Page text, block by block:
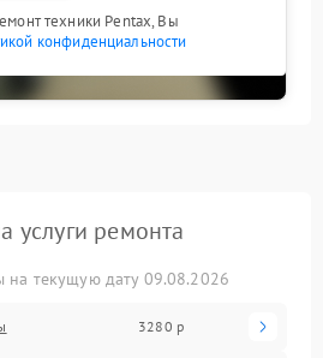
техники Pentax, Вы
конфиденциальности
услуги ремонта
на текущую дату 09.08.2026
3280 р